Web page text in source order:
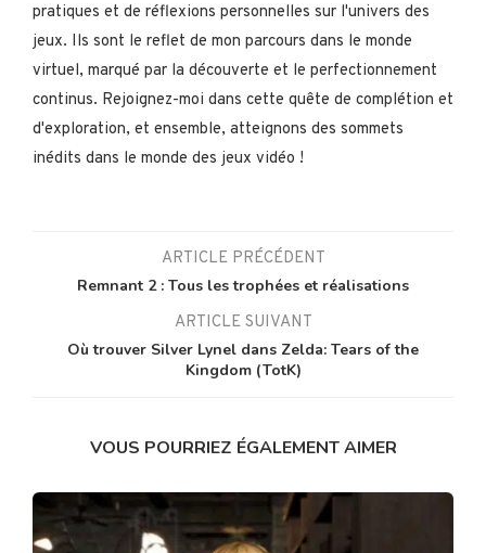
pratiques et de réflexions personnelles sur l'univers des
jeux. Ils sont le reflet de mon parcours dans le monde
virtuel, marqué par la découverte et le perfectionnement
continus. Rejoignez-moi dans cette quête de complétion et
d'exploration, et ensemble, atteignons des sommets
inédits dans le monde des jeux vidéo !
ARTICLE PRÉCÉDENT
Remnant 2 : Tous les trophées et réalisations
ARTICLE SUIVANT
Où trouver Silver Lynel dans Zelda: Tears of the
Kingdom (TotK)
VOUS POURRIEZ ÉGALEMENT AIMER